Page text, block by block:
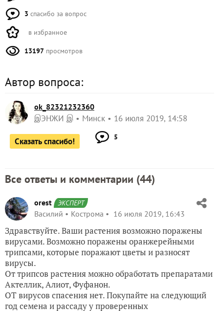
3 спасибо за вопрос
в избранное
13197 просмотров
Автор вопроса:
ok_82321232360
இЭНЖИ இ Минск 16 июля 2019, 14:58
Сказать спасибо! 5
Все ответы и комментарии (44)
orest ЭКСПЕРТ
Василий Кострома 16 июля 2019, 16:43
Здравствуйте. Ваши растения возможно поражены
вирусами. Возможно поражены оранжерейными
трипсами, которые поражают цветы и разносят
вирусы.
От трипсов растения можно обработать препаратами
Актеллик, Алиот, Фуфанон.
ОТ вирусов спасения нет. Покупайте на следующий
год семена и рассаду у проверенных